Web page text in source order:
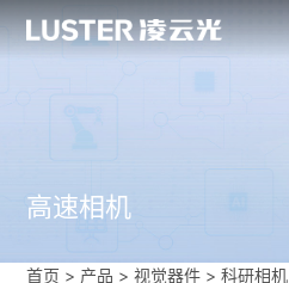
高速相机
首页 > 产品 > 视觉器件 >科研相机